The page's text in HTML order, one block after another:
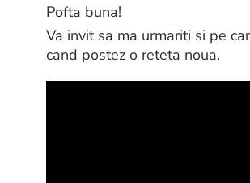
Pofta buna!
Va invit sa ma urmariti si pe
cand postez o reteta noua.